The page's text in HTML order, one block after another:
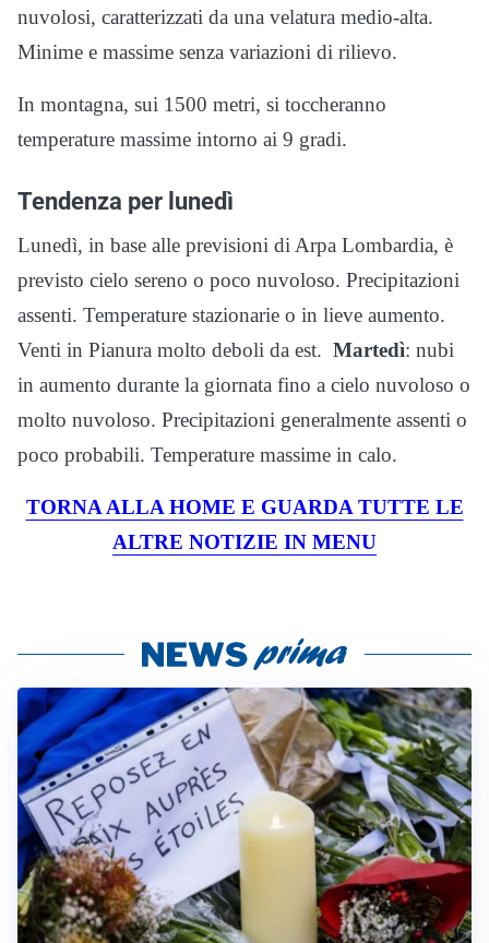
nuvolosi, caratterizzati da una velatura medio-alta.
Minime e massime senza variazioni di rilievo.
In montagna, sui 1500 metri, si toccheranno
temperature massime intorno ai 9 gradi.
Tendenza per lunedì
Lunedì, in base alle previsioni di Arpa Lombardia, è
previsto cielo sereno o poco nuvoloso. Precipitazioni
assenti. Temperature stazionarie o in lieve aumento.
Venti in Pianura molto deboli da est. Martedì: nubi
in aumento durante la giornata fino a cielo nuvoloso o
molto nuvoloso. Precipitazioni generalmente assenti o
poco probabili. Temperature massime in calo.
TORNA ALLA HOME E GUARDA TUTTE LE
ALTRE NOTIZIE IN MENU